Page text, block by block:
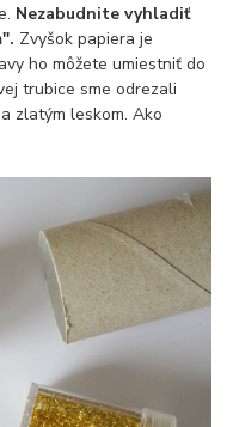
Nezabudnite vyhladiť
Zvyšok papiera je
ho môžete umiestniť do
trubice sme odrezali
zlatým leskom. Ako